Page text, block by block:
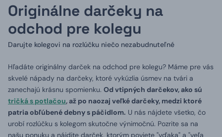
Originálne darčeky na
odchod pre kolegu
Darujte kolegovi na rozlúčku niečo nezabudnuteľné
Hľadáte originálny darček na odchod pre kolegu? Máme pre vás
skvelé nápady na darčeky, ktoré vykúzlia úsmev na tvári a
zanechajú krásnu spomienku. Od vtipných darčekov, ako sú
tričká s potlačou, až po naozaj veľké darčeky, medzi ktoré
patria obľúbené debny s páčidlom. U nás nájdete všetko, čo
urobí rozlúčku s kolegom skutočne výnimočnú. Pozrite sa na
našu ponuku a nájdite darček, ktorým poviete "vďaka" a "veľa